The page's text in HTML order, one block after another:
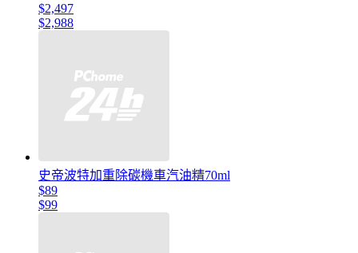
$2,497
$2,988
史帝波特加重除碳機車汽油精70ml
$89
$99